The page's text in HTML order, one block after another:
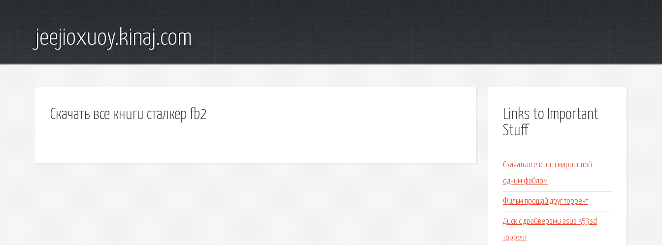
jeejioxuoy.kinaj.com
Скачать все книги сталкер fb2
Links to Important
Stuff
Скачать все книги марининой
одним файлом
Фильм прощай друг торрент
Диск с драйверами asus k53sd
торрент